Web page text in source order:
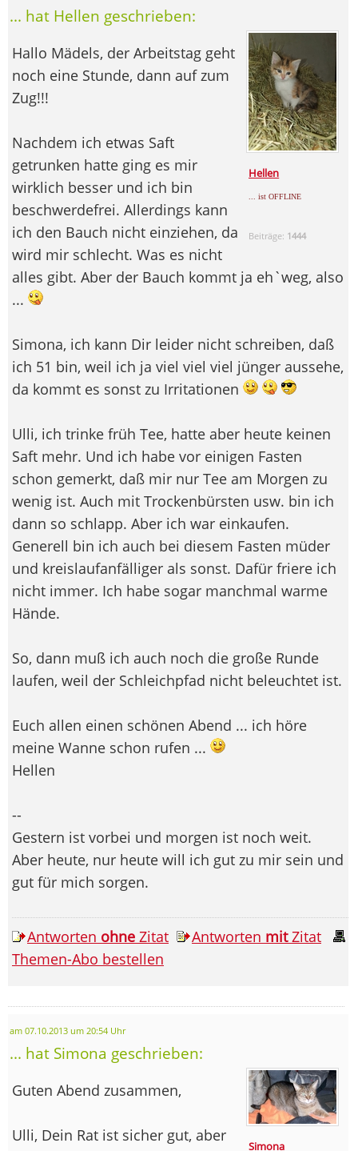
... hat Hellen geschrieben:
Hellen
... ist OFFLINE
Beiträge: 1444
Hallo Mädels, der Arbeitstag geht
noch eine Stunde, dann auf zum
Zug!!!
Nachdem ich etwas Saft
getrunken hatte ging es mir
wirklich besser und ich bin
beschwerdefrei. Allerdings kann
ich den Bauch nicht einziehen, da
wird mir schlecht. Was es nicht
alles gibt. Aber der Bauch kommt ja eh`weg, also
...
Simona, ich kann Dir leider nicht schreiben, daß
ich 51 bin, weil ich ja viel viel viel jünger aussehe,
da kommt es sonst zu Irritationen
Ulli, ich trinke früh Tee, hatte aber heute keinen
Saft mehr. Und ich habe vor einigen Fasten
schon gemerkt, daß mir nur Tee am Morgen zu
wenig ist. Auch mit Trockenbürsten usw. bin ich
dann so schlapp. Aber ich war einkaufen.
Generell bin ich auch bei diesem Fasten müder
und kreislaufanfälliger als sonst. Dafür friere ich
nicht immer. Ich habe sogar manchmal warme
Hände.
So, dann muß ich auch noch die große Runde
laufen, weil der Schleichpfad nicht beleuchtet ist.
Euch allen einen schönen Abend ... ich höre
meine Wanne schon rufen ...
Hellen
--
Gestern ist vorbei und morgen ist noch weit.
Aber heute, nur heute will ich gut zu mir sein und
gut für mich sorgen.
Antworten ohne Zitat Antworten mitZitat
Themen-Abo bestellen
am 07.10.2013 um 20:54 Uhr
... hat Simona geschrieben:
Simona
Guten Abend zusammen,
Ulli, Dein Rat ist sicher gut, aber